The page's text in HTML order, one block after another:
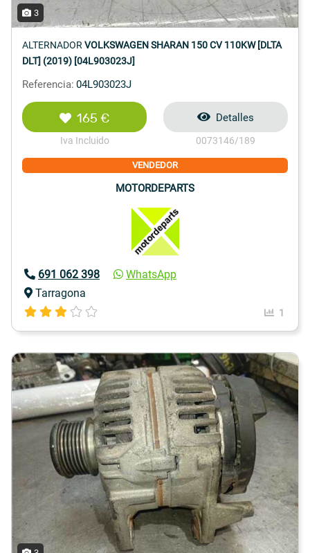
3
ALTERNADOR VOLKSWAGEN SHARAN 150 CV 110KW [DLTA
DLT] (2019) [04L903023J]
Referencia: 04L903023J
165 €
Iva Incluido
Detalles
0073146/189
VENDEDOR
MOTORDEPARTS
691 062 398
WhatsApp
Tarragona
1